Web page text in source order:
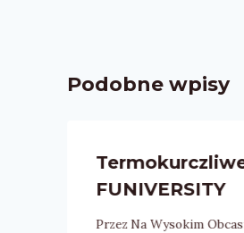
Podobne wpisy
FUNIVERSITY
Przez Na Wysokim